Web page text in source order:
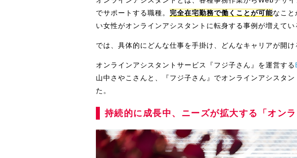
でサポートする職種。 完全在宅勤務で働くことが可能なこと
い女性がオンラインアシスタントに転身する事例が増えてい
では、具体的にどんな仕事を手掛け、どんなキャリアが開け
オンラインアシスタントサービス『フジ子さん』を運営する
山中さやこさんと、『フジ子さん』でオンラインアシスタ
た。
持続的に成長中、ニーズが拡大する「オンラ